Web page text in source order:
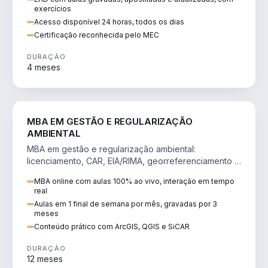
exercícios
Acesso disponível 24 horas, todos os dias
Certificação reconhecida pelo MEC
DURAÇÃO
4 meses
MBA EM GESTÃO E REGULARIZAÇÃO
AMBIENTAL
MBA em gestão e regularização ambiental:
licenciamento, CAR, EIA/RIMA, georreferenciamento e
MBA online com aulas 100% ao vivo, interação em tempo
real
Aulas em 1 final de semana por mês, gravadas por 3
meses
Conteúdo prático com ArcGIS, QGIS e SiCAR
DURAÇÃO
12 meses